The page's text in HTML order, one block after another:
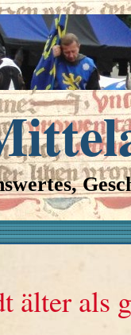
älter als